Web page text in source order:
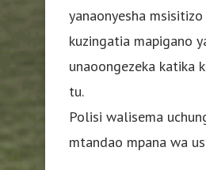
yanaonyesha
kuzingatia mapigano
unaoongezeka katika
tu.
Polisi walisema
mtandao mpana wa